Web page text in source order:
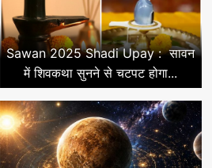
Sawan 2025 Shadi Upay : सावन
में शिवकथा सुनने से चटपट होगा...